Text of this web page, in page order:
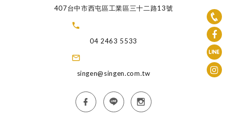
407台中市西屯區工業區三十二路13號
04 2463 5533
singen@singen.com.tw